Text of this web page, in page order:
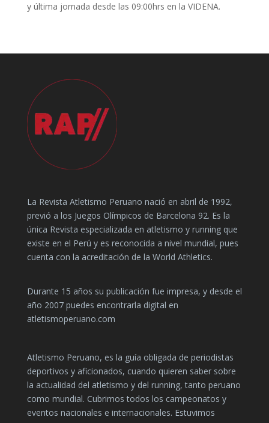
y última jornada desde las 09:00hrs en la VIDENA.
La Revista Atletismo Peruano nació en abril de 1992,
previó a los Juegos Olímpicos de Barcelona 92. Es la
única Revista especializada en atletismo y running que
existe en el Perú y es reconocida a nivel mundial, pues
cuenta con la acreditación de la World Athletics.
Durante 15 años su publicación fue impresa, y desde el
año 2007 puedes encontrarla digital en
atletismoperuano.com
Atletismo Peruano, es la guía obligada de periodistas
deportivos y aficionados, cuando quieren saber sobre
la actualidad del atletismo y del running, tanto peruano
como mundial. Cubrimos todos los campeonatos y
eventos nacionales e internacionales. Estuvimos